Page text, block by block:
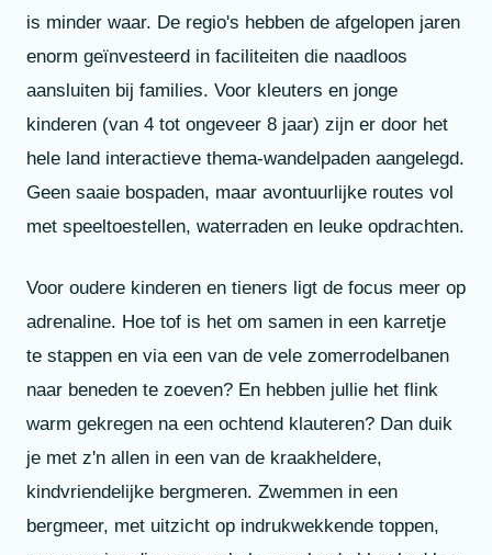
is minder waar. De regio's hebben de afgelopen jaren
enorm geïnvesteerd in faciliteiten die naadloos
aansluiten bij families. Voor kleuters en jonge
kinderen (van 4 tot ongeveer 8 jaar) zijn er door het
hele land interactieve thema-wandelpaden aangelegd.
Geen saaie bospaden, maar avontuurlijke routes vol
met speeltoestellen, waterraden en leuke opdrachten.
Voor oudere kinderen en tieners ligt de focus meer op
adrenaline. Hoe tof is het om samen in een karretje
te stappen en via een van de vele zomerrodelbanen
naar beneden te zoeven? En hebben jullie het flink
warm gekregen na een ochtend klauteren? Dan duik
je met z'n allen in een van de kraakheldere,
kindvriendelijke bergmeren. Zwemmen in een
bergmeer, met uitzicht op indrukwekkende toppen,